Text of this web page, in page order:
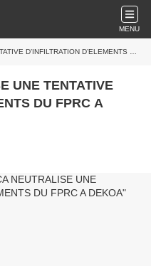
MENU
D’ELEMENTS DU FPRC A DEKOA
UNE TENTATIVE
DU FPRC A